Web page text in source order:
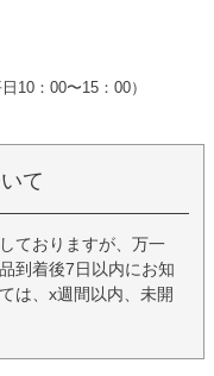
10：00〜15：00）
て
ておりますが、万一
到着後7日以内にお知
は、x週間以内、未開